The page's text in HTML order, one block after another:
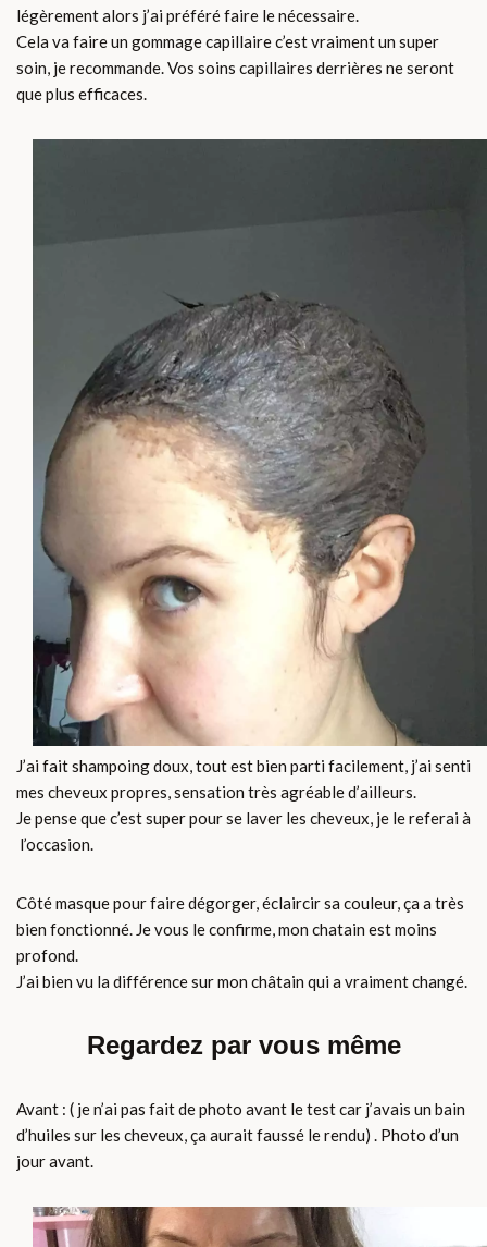
légèrement alors j’ai préféré faire le nécessaire.
Cela va faire un gommage capillaire c’est vraiment un super
soin, je recommande. Vos soins capillaires derrières ne seront
que plus efficaces.
J’ai fait shampoing doux, tout est bien parti facilement, j’ai senti
mes cheveux propres, sensation très agréable d’ailleurs.
Je pense que c’est super pour se laver les cheveux, je le referai à
l’occasion.
Côté masque pour faire dégorger, éclaircir sa couleur, ça a très
bien fonctionné. Je vous le confirme, mon chatain est moins
profond.
J’ai bien vu la différence sur mon châtain qui a vraiment changé.
Regardez par vous même
Avant : ( je n’ai pas fait de photo avant le test car j’avais un bain
d’huiles sur les cheveux, ça aurait faussé le rendu) . Photo d’un
jour avant.